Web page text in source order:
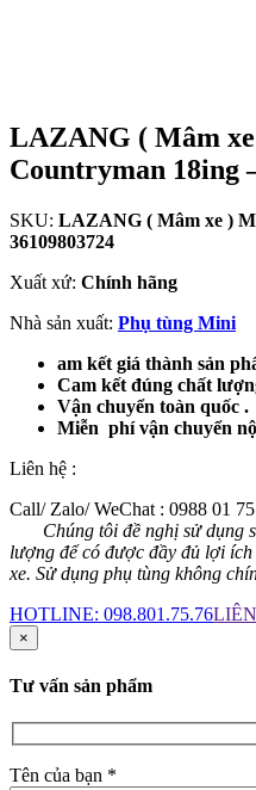
LAZANG ( Mâm
Countryman 18ing
SKU: LAZANG ( Mâm xe )
36109803724
Xuất xứ: Chính hãng
Nhà sản xuất: Phụ tùng Mini
am kết giá thành sản
Cam kết đúng chất
Vận chuyển toàn quốc .
Miễn phí vận chuyển
Liên hệ :
Call/ Zalo/ WeChat : 0988 01
Chúng tôi đề nghị sử dụng
lượng để có được đầy đủ lợi
xe. Sử dụng phụ tùng không
HOTLINE: 098.801.75.76
×
Tư vấn sản phẩm
Tên của bạn *